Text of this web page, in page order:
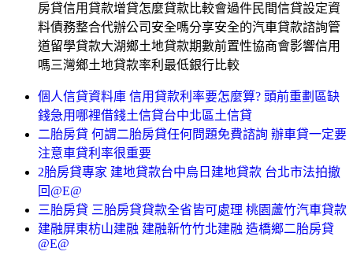
房貸信用貸款增貸怎麼貸款比較會過件民間信貸設定資
料債務整合代辦公司安全嗎分享安全的汽車貸款諮詢管
道留學貸款大湖鄉土地貸款期數前置性協商會影響信用
嗎三灣鄉土地貸款率利最低銀行比較
個人信貸資料庫 信用貸款利率要怎麼算? 頭前重劃區缺
錢急用哪裡借錢土信貸台中北區土信貸
二胎房貸 何謂二胎房貸任何問題免費諮詢 辦車貸一定要
注意車貸利率很重要
2胎房貸專家 建地貸款台中烏日建地貸款 台北市法拍撤
回@E@
三胎房貸 三胎房貸貸款全省皆可處理 桃園蘆竹汽車貸款
建融屏東枋山建融 建融新竹竹北建融 造橋鄉二胎房貸
@E@